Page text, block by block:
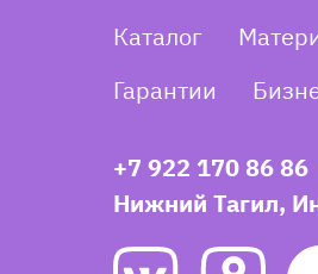
Каталог
Гарантии
+7 922 170 86 86
Нижний Тагил,